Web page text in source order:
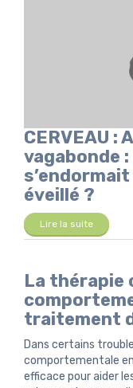
CERVEAU :
vagabonde
éveillé ?
Lire la suite
La thérapie
traitement
Dans certains
comportementale
efficace pour aider